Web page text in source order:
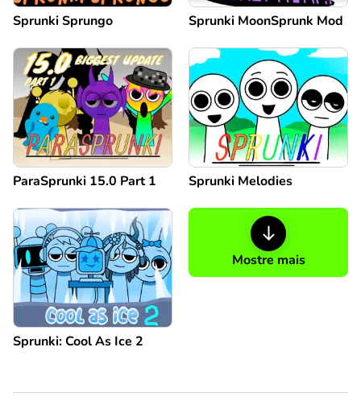
Sprunki Sprungo Sprunki MoonSprunk Mod
ParaSprunki 15.0 Part 1 Sprunki Melodies
Sprunki: Cool As Ice 2
Mostre mais